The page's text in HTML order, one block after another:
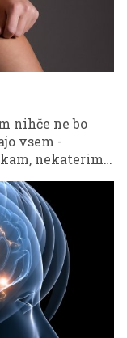
nihče ne bo
vsem -
nekaterim